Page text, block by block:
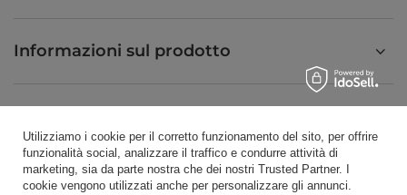
Informazioni sul prodotto
Scorciatoia
Utilizziamo i cookie per il corretto funzionamento del sito, per offrire
funzionalità social, analizzare il traffico e condurre attività di
marketing, sia da parte nostra che dei nostri Trusted Partner. I
cookie vengono utilizzati anche per personalizzare gli annunci.